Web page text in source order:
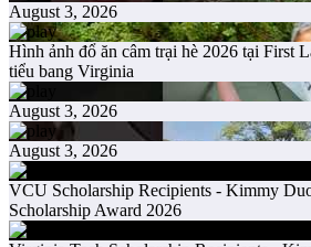
August 3, 2026
Hình ảnh đổ ăn câm trại hè 2026 tại First
tiểu bang Virginia
August 3, 2026
August 3, 2026
VCU Scholarship Recipients - Kimmy
Scholarship Award 2026